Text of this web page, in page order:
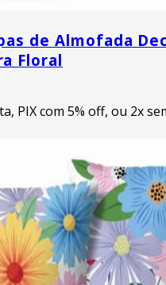
de Almofada
Floral
PIX com 5% off, ou 2x